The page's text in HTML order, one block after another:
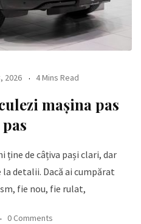
2026 4 Mins Read
mașina pas
de câțiva pași clari, dar
detalii. Dacă ai cumpărat
fie nou, fie rulat,
0 Comments